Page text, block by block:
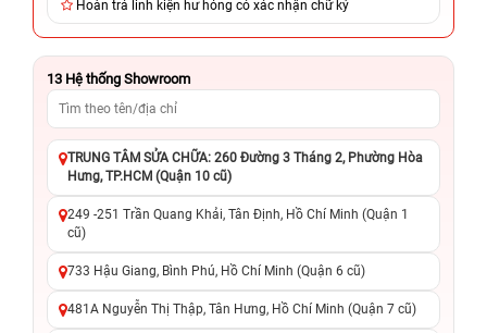
Hoàn trả linh kiện hư hỏng có xác nhận chữ ký
13 Hệ thống Showroom
TRUNG TÂM SỬA CHỮA: 260 Đường 3 Tháng 2, Phường Hòa
Hưng, TP.HCM (Quận 10 cũ)
249 -251 Trần Quang Khải, Tân Định, Hồ Chí Minh (Quận 1
cũ)
733 Hậu Giang, Bình Phú, Hồ Chí Minh (Quận 6 cũ)
481A Nguyễn Thị Thập, Tân Hưng, Hồ Chí Minh (Quận 7 cũ)